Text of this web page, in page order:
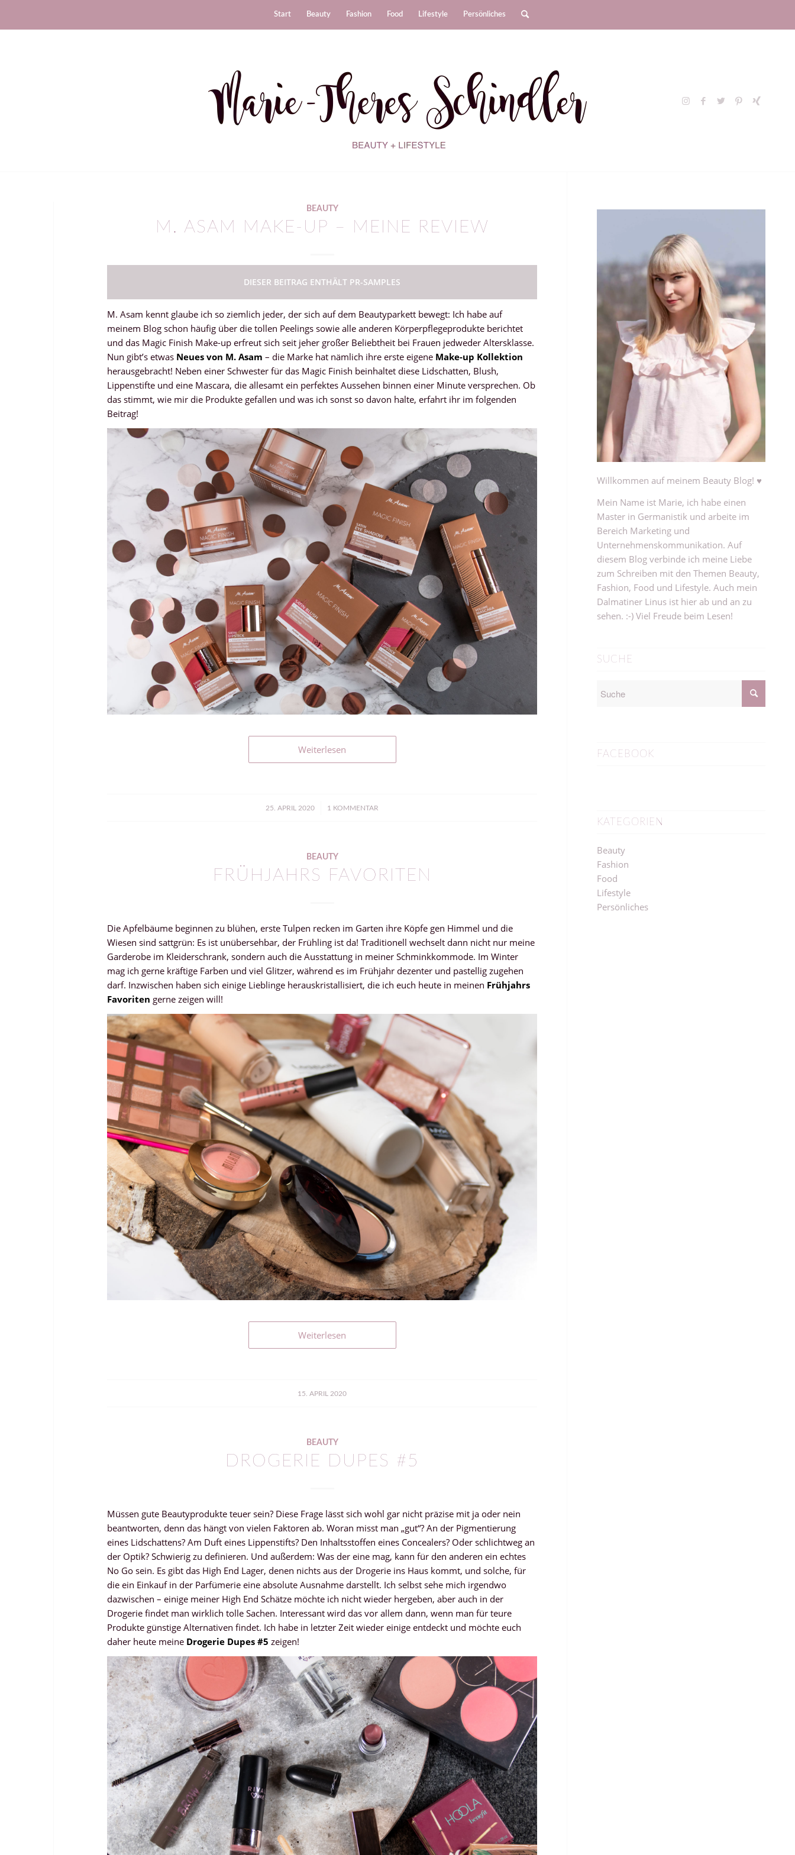
Start Beauty Fashion Food Lifestyle Persönliches
BEAUTY
M. ASAM MAKE-UP – MEINE REVIEW
DIESER BEITRAG ENTHÄLT PR-SAMPLES
M. Asam kennt glaube ich so ziemlich jeder, der sich auf dem Beautyparkett bewegt: Ich habe auf
meinem Blog schon häufig über die tollen Peelings sowie alle anderen Körperpflegeprodukte berichtet
und das Magic Finish Make-up erfreut sich seit jeher großer Beliebtheit bei Frauen jedweder Altersklasse.
Nun gibt’s etwas Neues von M. Asam – die Marke hat nämlich ihre erste eigene Make-up Kollektion
herausgebracht! Neben einer Schwester für das Magic Finish beinhaltet diese Lidschatten, Blush,
Lippenstifte und eine Mascara, die allesamt ein perfektes Aussehen binnen einer Minute versprechen. Ob
das stimmt, wie mir die Produkte gefallen und was ich sonst so davon halte, erfahrt ihr im folgenden
Beitrag!
Weiterlesen
25. APRIL 2020
/ 1 KOMMENTAR
BEAUTY
FRÜHJAHRS FAVORITEN
Die Apfelbäume beginnen zu blühen, erste Tulpen recken im Garten ihre Köpfe gen Himmel und die
Wiesen sind sattgrün: Es ist unübersehbar, der Frühling ist da! Traditionell wechselt dann nicht nur meine
Garderobe im Kleiderschrank, sondern auch die Ausstattung in meiner Schminkkommode. Im Winter
mag ich gerne kräftige Farben und viel Glitzer, während es im Frühjahr dezenter und pastellig zugehen
darf. Inzwischen haben sich einige Lieblinge herauskristallisiert, die ich euch heute in meinen Frühjahrs
Favoriten gerne zeigen will!
Weiterlesen
15. APRIL 2020
BEAUTY
DROGERIE DUPES #5
Müssen gute Beautyprodukte teuer sein? Diese Frage lässt sich wohl gar nicht präzise mit ja oder nein
beantworten, denn das hängt von vielen Faktoren ab. Woran misst man „gut“? An der Pigmentierung
eines Lidschattens? Am Duft eines Lippenstifts? Den Inhaltsstoffen eines Concealers? Oder schlichtweg an
der Optik? Schwierig zu definieren. Und außerdem: Was der eine mag, kann für den anderen ein echtes
No Go sein. Es gibt das High End Lager, denen nichts aus der Drogerie ins Haus kommt, und solche, für
die ein Einkauf in der Parfümerie eine absolute Ausnahme darstellt. Ich selbst sehe mich irgendwo
dazwischen – einige meiner High End Schätze möchte ich nicht wieder hergeben, aber auch in der
Drogerie findet man wirklich tolle Sachen. Interessant wird das vor allem dann, wenn man für teure
Produkte günstige Alternativen findet. Ich habe in letzter Zeit wieder einige entdeckt und möchte euch
daher heute meine Drogerie Dupes #5 zeigen!
Willkommen auf meinem Beauty Blog! ♥
Mein Name ist Marie, ich habe einen
Master in Germanistik und arbeite im
Bereich Marketing und
Unternehmenskommunikation. Auf
diesem Blog verbinde ich meine Liebe
zum Schreiben mit den Themen Beauty,
Fashion, Food und Lifestyle. Auch mein
Dalmatiner Linus ist hier ab und an zu
sehen. :-) Viel Freude beim Lesen!
SUCHE
FACEBOOK
KATEGORIEN
Beauty
Fashion
Food
Lifestyle
Persönliches